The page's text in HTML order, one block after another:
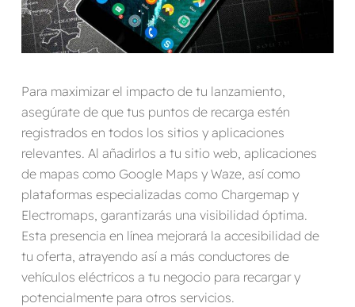
Para maximizar el impacto de tu lanzamiento,
asegúrate de que tus puntos de recarga estén
registrados en todos los sitios y aplicaciones
relevantes. Al añadirlos a tu sitio web, aplicaciones
de mapas como Google Maps y Waze, así como
plataformas especializadas como Chargemap y
Electromaps, garantizarás una visibilidad óptima.
Esta presencia en línea mejorará la accesibilidad de
tu oferta, atrayendo así a más conductores de
vehículos eléctricos a tu negocio para recargar y
potencialmente para otros servicios.